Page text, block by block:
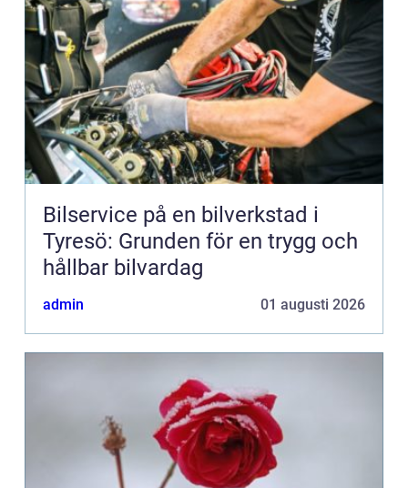
Bilservice på en bilverkstad i
Tyresö: Grunden för en trygg och
hållbar bilvardag
admin 01 augusti 2026